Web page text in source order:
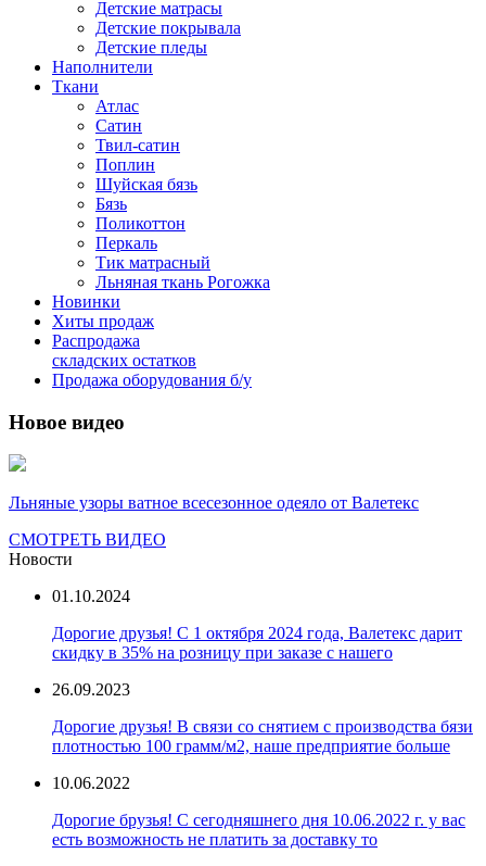
Детские матрасы
Детские покрывала
Детские пледы
Наполнители
Ткани
Атлас
Сатин
Твил-сатин
Поплин
Шуйская бязь
Бязь
Поликоттон
Перкаль
Тик матрасный
Льняная ткань Рогожка
Новинки
Хиты продаж
Распродажа
складских остатков
Продажа оборудования б/у
Новое видео
Льняные узоры ватное всесезонное одеяло от Валетекс
СМОТРЕТЬ ВИДЕО
Новости
01.10.2024
Дорогие друзья! С 1 октября 2024 года, Валетекс дарит
скидку в 35% на розницу при заказе с нашего
26.09.2023
Дорогие друзья! В связи со снятием с производства бязи
плотностью 100 грамм/м2, наше предприятие больше
10.06.2022
Дорогие брузья! С сегодняшнего дня 10.06.2022 г. у вас
есть возможность не платить за доставку то